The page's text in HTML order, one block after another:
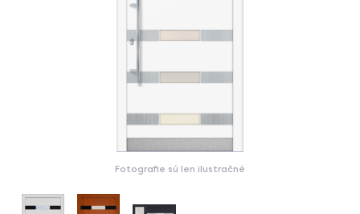
Fotografie sú len ilustračné